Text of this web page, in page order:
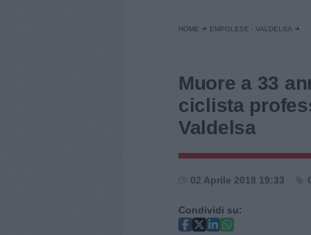
HOME EMPOLESE - VALDELSA
Muore a 33
ciclista
Valdelsa
02 Aprile 2018 19:33
Condividi su: